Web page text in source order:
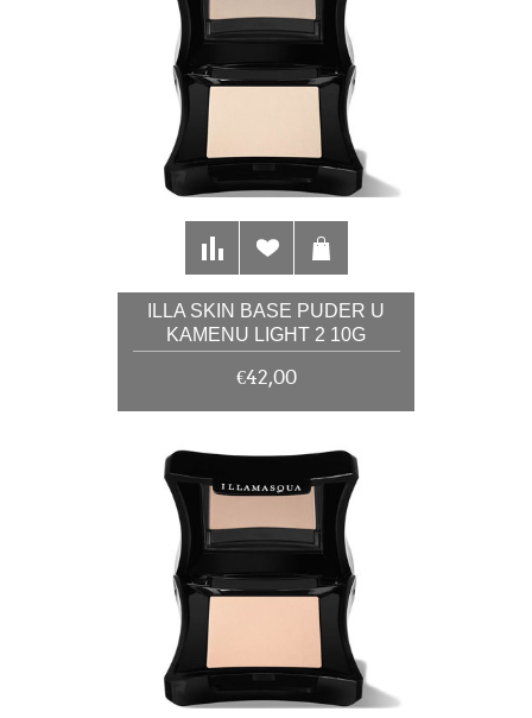
ILLA SKIN BASE PUDER U
KAMENU LIGHT 2 10G
€42,00